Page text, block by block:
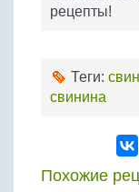
рецепты!
Теги:
свинина
Похожие